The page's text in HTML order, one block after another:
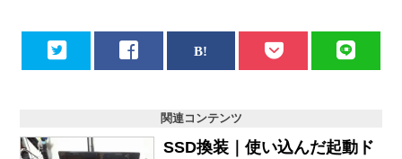
関連コンテンツ
SSD換装｜使い込んだ起動ド